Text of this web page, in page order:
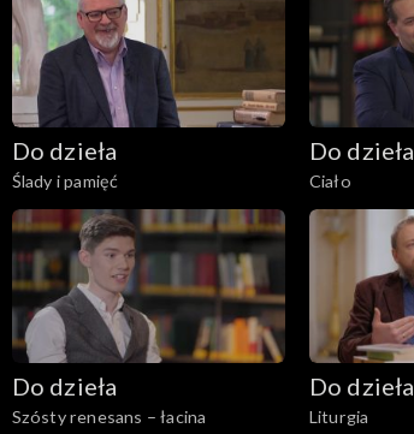
Do dzieła
Ślady i pamięć
Do dzieła
Ciało
Do dzieła
Szósty renesans – łacina
Do dzieła
Liturgia